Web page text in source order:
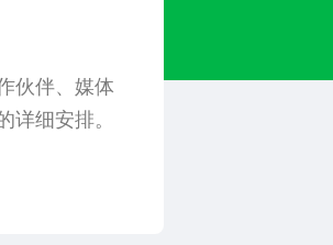
伙伴、媒体
详细安排。